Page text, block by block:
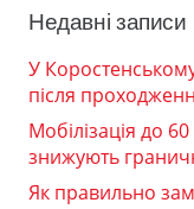
Недавні записи
У
після
Мобілізація до
знижують
Як правильно